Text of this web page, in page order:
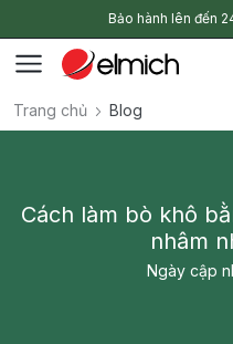
Bảo hành lên đến
Trang chủ Blog
Cách làm bò khô
nhâm
Ngày cập